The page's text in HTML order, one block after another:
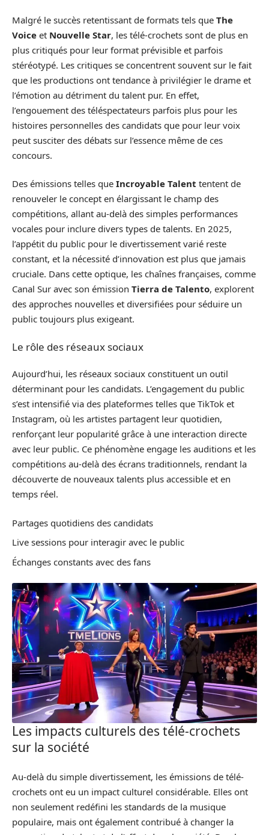
Malgré le succès retentissant de formats tels que The
Voice et Nouvelle Star, les télé-crochets sont de plus en
plus critiqués pour leur format prévisible et parfois
stéréotypé. Les critiques se concentrent souvent sur le fait
que les productions ont tendance à privilégier le drame et
l’émotion au détriment du talent pur. En effet,
l’engouement des téléspectateurs parfois plus pour les
histoires personnelles des candidats que pour leur voix
peut susciter des débats sur l’essence même de ces
concours.
Des émissions telles que Incroyable Talent tentent de
renouveler le concept en élargissant le champ des
compétitions, allant au-delà des simples performances
vocales pour inclure divers types de talents. En 2025,
l’appétit du public pour le divertissement varié reste
constant, et la nécessité d’innovation est plus que jamais
cruciale. Dans cette optique, les chaînes françaises, comme
Canal Sur avec son émission Tierra de Talento, explorent
des approches nouvelles et diversifiées pour séduire un
public toujours plus exigeant.
Le rôle des réseaux sociaux
Aujourd’hui, les réseaux sociaux constituent un outil
déterminant pour les candidats. L’engagement du public
s’est intensifié via des plateformes telles que TikTok et
Instagram, où les artistes partagent leur quotidien,
renforçant leur popularité grâce à une interaction directe
avec leur public. Ce phénomène engage les auditions et les
compétitions au-delà des écrans traditionnels, rendant la
découverte de nouveaux talents plus accessible et en
temps réel.
Partages quotidiens des candidats
Live sessions pour interagir avec le public
Échanges constants avec des fans
Les impacts culturels des télé-crochets
sur la société
Au-delà du simple divertissement, les émissions de télé-
crochets ont eu un impact culturel considérable. Elles ont
non seulement redéfini les standards de la musique
populaire, mais ont également contribué à changer la